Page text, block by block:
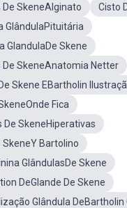
De SkeneAlginato
Cisto
GlândulaPituitária
GlandulaDe Skene
De SkeneAnatomia Netter
Skene EBartholin
Fica
De SkeneHiperativas
SkeneY Bartolino
GlândulasDe Skene
DeGlande De Skene
Glândula